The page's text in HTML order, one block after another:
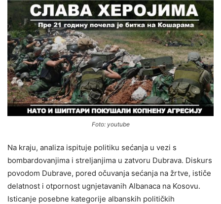
Foto: youtube
Na kraju, analiza ispituje politiku sećanja u vezi s
bombardovanjima i streljanjima u zatvoru Dubrava. Diskurs
povodom Dubrave, pored očuvanja sećanja na žrtve, ističe
delatnost i otpornost ugnjetavanih Albanaca na Kosovu.
Isticanje posebne kategorije albanskih političkih